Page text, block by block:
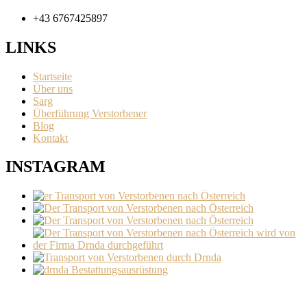
+43 6767425897
LINKS
Startseite
Über uns
Sarg
Überführung Verstorbener
Blog
Kontakt
INSTAGRAM